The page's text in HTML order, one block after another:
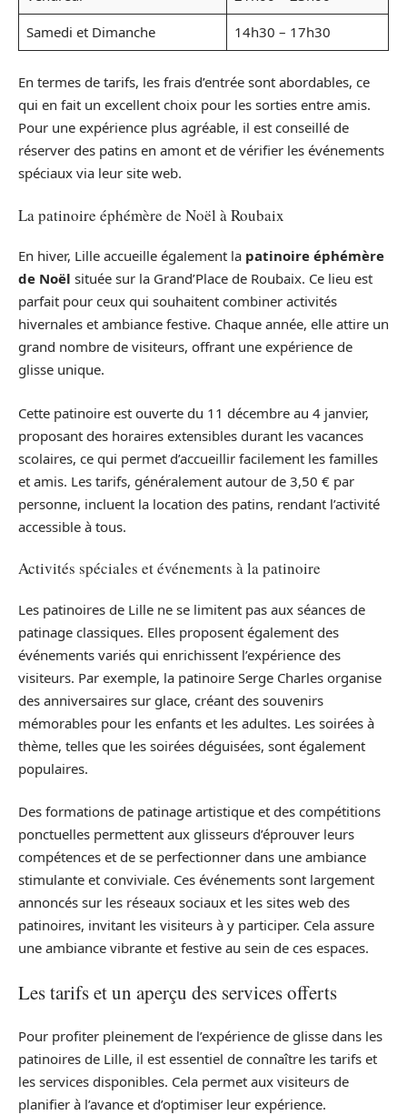
Samedi et Dimanche
14h30 – 17h30
En termes de tarifs, les frais d’entrée sont abordables, ce
qui en fait un excellent choix pour les sorties entre amis.
Pour une expérience plus agréable, il est conseillé de
réserver des patins en amont et de vérifier les événements
spéciaux via leur site web.
La patinoire éphémère de Noël à Roubaix
En hiver, Lille accueille également la patinoire éphémère
de Noël située sur la Grand’Place de Roubaix. Ce lieu est
parfait pour ceux qui souhaitent combiner activités
hivernales et ambiance festive. Chaque année, elle attire un
grand nombre de visiteurs, offrant une expérience de
glisse unique.
Cette patinoire est ouverte du 11 décembre au 4 janvier,
proposant des horaires extensibles durant les vacances
scolaires, ce qui permet d’accueillir facilement les familles
et amis. Les tarifs, généralement autour de 3,50 € par
personne, incluent la location des patins, rendant l’activité
accessible à tous.
Activités spéciales et événements à la patinoire
Les patinoires de Lille ne se limitent pas aux séances de
patinage classiques. Elles proposent également des
événements variés qui enrichissent l’expérience des
visiteurs. Par exemple, la patinoire Serge Charles organise
des anniversaires sur glace, créant des souvenirs
mémorables pour les enfants et les adultes. Les soirées à
thème, telles que les soirées déguisées, sont également
populaires.
Des formations de patinage artistique et des compétitions
ponctuelles permettent aux glisseurs d’éprouver leurs
compétences et de se perfectionner dans une ambiance
stimulante et conviviale. Ces événements sont largement
annoncés sur les réseaux sociaux et les sites web des
patinoires, invitant les visiteurs à y participer. Cela assure
une ambiance vibrante et festive au sein de ces espaces.
Les tarifs et un aperçu des services offerts
Pour profiter pleinement de l’expérience de glisse dans les
patinoires de Lille, il est essentiel de connaître les tarifs et
les services disponibles. Cela permet aux visiteurs de
planifier à l’avance et d’optimiser leur expérience.